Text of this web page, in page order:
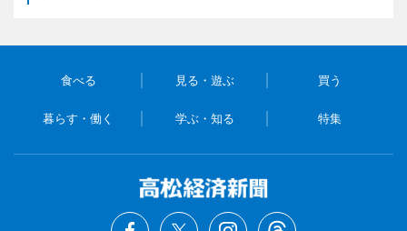
食べる 見る・遊ぶ 買う
暮らす・働く 学ぶ・知る 特集